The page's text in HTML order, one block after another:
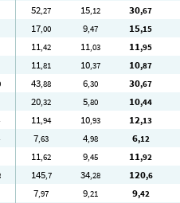
52,27 15,12 30,67
17,00 9,47 15,15
11,42 11,03 11,95
11,81 10,37 10,87
43,88 6,30 30,67
20,32 5,80 10,44
11,94 10,93 12,13
7,63 4,98 6,12
11,62 9,45 11,92
145,7 34,28 120,6
7,97 9,21 9,42